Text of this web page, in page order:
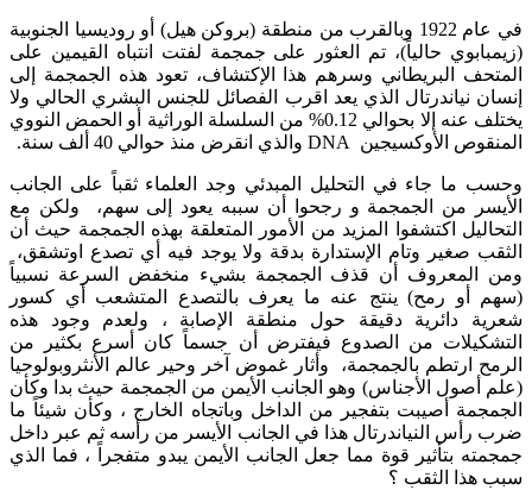
في عام 1922 وبالقرب من منطقة (بروكن هيل) أو روديسيا الجنوبية
(زيمبابوي حالياً)، تم العثور على جمجمة لفتت انتباه القيمين على
المتحف البريطاني وسرهم هذا الإكتشاف، تعود هذه الجمجمة إلى
إنسان نياندرتال الذي يعد اقرب الفصائل للجنس البشري الحالي ولا
يختلف عنه إلا بحوالي 0.12% من السلسلة الوراثية أو الحمض النووي
المنقوص الأوكسيجين DNA والذي انقرض منذ حوالي 40 ألف سنة.
وحسب ما جاء في التحليل المبدئي وجد العلماء ثقباً على الجانب
الأيسر من الجمجمة و رجحوا أن سببه يعود إلى سهم، ولكن مع
التحاليل اكتشفوا المزيد من الأمور المتعلقة بهذه الجمجمة حيث أن
الثقب صغير وتام الإستدارة بدقة ولا يوجد فيه أي تصدع اوتشقق،
ومن المعروف أن قذف الجمجمة بشيء منخفض السرعة نسبياً
(سهم أو رمح) ينتج عنه ما يعرف بالتصدع المتشعب أي كسور
شعرية دائرية دقيقة حول منطقة الإصابة ، ولعدم وجود هذه
التشكيلات من الصدوع فيفترض أن جسماً كان أسرع بكثير من
الرمح ارتطم بالجمجمة، وأثار غموض آخر وحير عالم الأنثروبولوحيا
(علم أصول الأجناس) وهو الجانب الأيمن من الجمجمة حيث بدا وكأن
الجمجمة أصيبت بتفجير من الداخل وباتجاه الخارج ، وكأن شيئاً ما
ضرب رأس النياندرتال هذا في الجانب الأيسر من رأسه ثم عبر داخل
جمجمته بتأثير قوة مما جعل الجانب الأيمن يبدو متفجراً ، فما الذي
سبب هذا الثقب ؟